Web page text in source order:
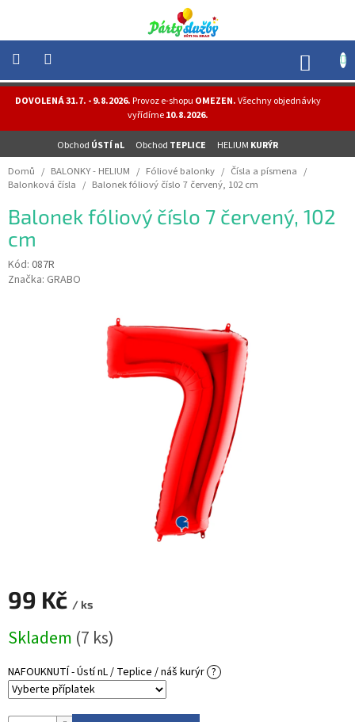
obsah
DOVOLENÁ 31.7. - 9.8.2026.Provoz e-shopu OMEZEN.Všechny objednávky
vyřídíme10.8.2026.
Obchod ÚSTÍ nL Obchod TEPLICE HELIUM KURÝR
NOVINKY
HELIUM
-
OSLAVY
MASKY
-
KOSTÝMY
Domů / BALONKY - HELIUM / Fóliové balonky / Čísla a písmena /
Balonková čísla / Balonek fóliový číslo 7 červený, 102 cm
Balonek fóliový číslo 7 červený, 102
cm
Kód: 087R
Značka: GRABO
99 Kč / ks
cena:
Skladem (7 ks)
NAFOUKNUTÍ - Ústí nL / Teplice / náš kurýr ?